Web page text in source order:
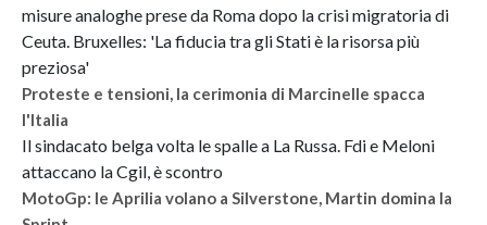
misure analoghe prese da Roma dopo la crisi migratoria di
Ceuta. Bruxelles: 'La fiducia tra gli Stati è la risorsa più
preziosa'
Proteste e tensioni, la cerimonia di Marcinelle spacca
l'Italia
Il sindacato belga volta le spalle a La Russa. Fdi e Meloni
attaccano la Cgil, è scontro
MotoGp: le Aprilia volano a Silverstone, Martin domina la